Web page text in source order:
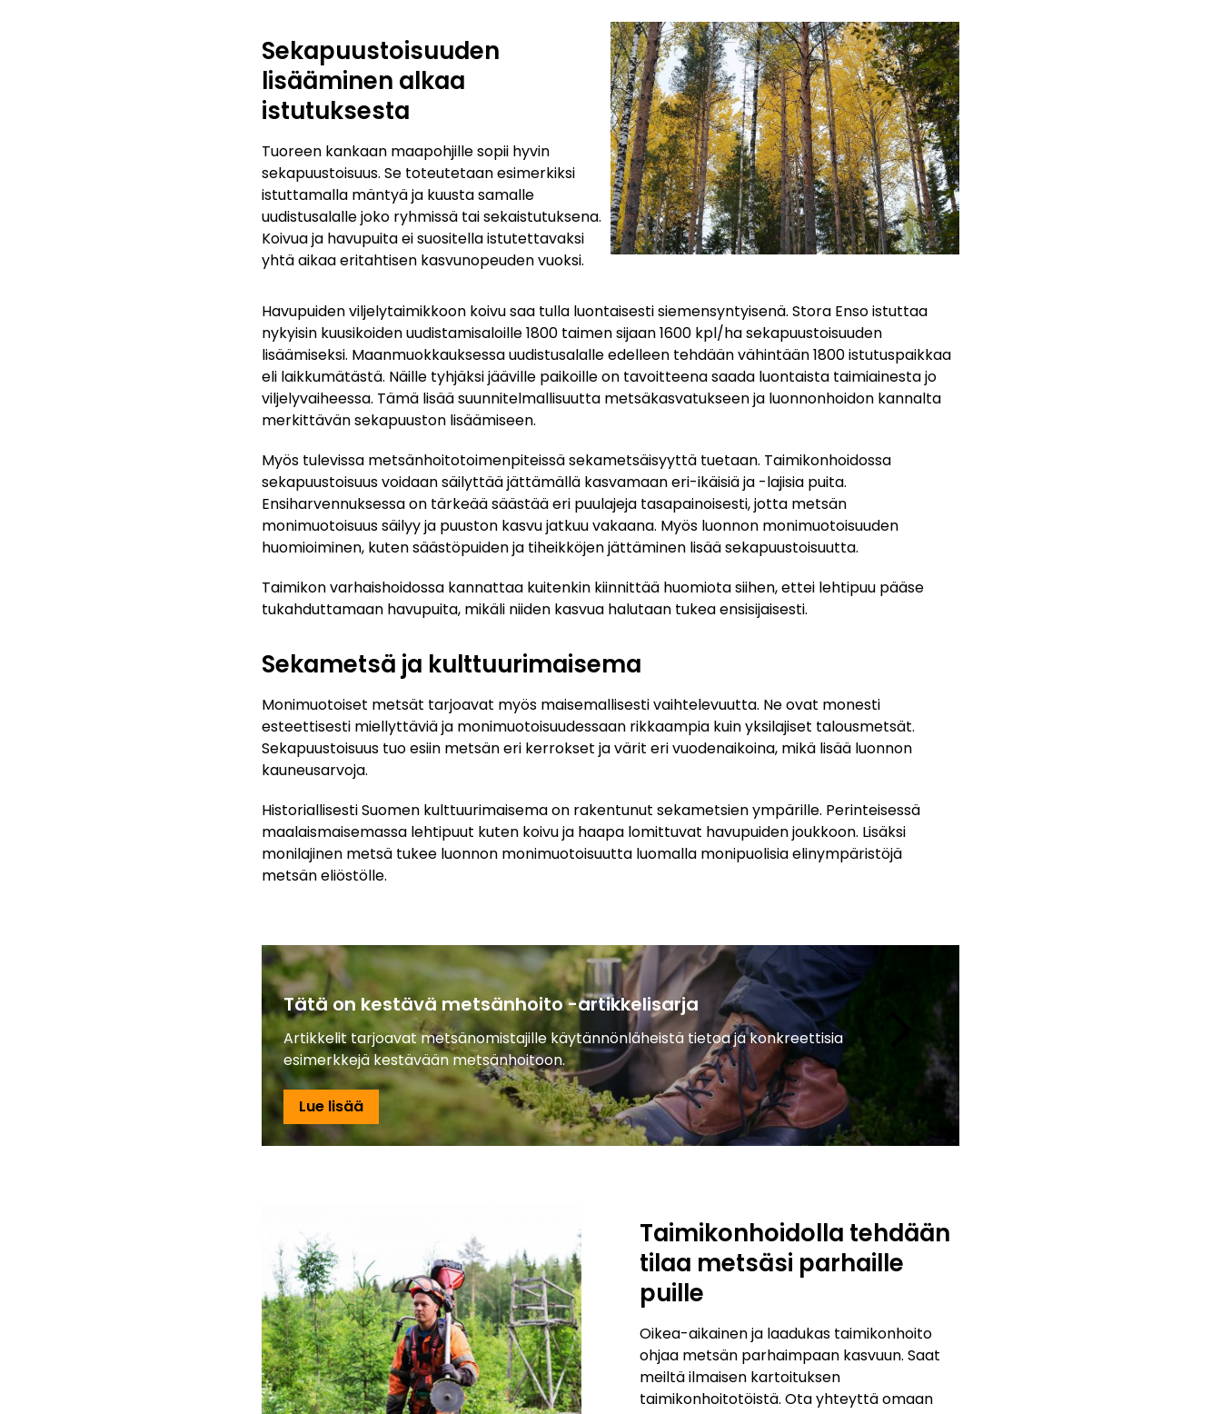
Sekapuustoisuuden
lisääminen alkaa
istutuksesta
Tuoreen kankaan maapohjille sopii hyvin
sekapuustoisuus. Se toteutetaan esimerkiksi
istuttamalla mäntyä ja kuusta samalle
uudistusalalle joko ryhmissä tai sekaistutuksena.
Koivua ja havupuita ei suositella istutettavaksi
yhtä aikaa eritahtisen kasvunopeuden vuoksi.
Havupuiden viljelytaimikkoon koivu saa tulla luontaisesti siemensyntyisenä. Stora Enso istuttaa
nykyisin kuusikoiden uudistamisaloille 1800 taimen sijaan 1600 kpl/ha sekapuustoisuuden
lisäämiseksi. Maanmuokkauksessa uudistusalalle edelleen tehdään vähintään 1800 istutuspaikkaa
eli laikkumätästä. Näille tyhjäksi jääville paikoille on tavoitteena saada luontaista taimiainesta jo
viljelyvaiheessa. Tämä lisää suunnitelmallisuutta metsäkasvatukseen ja luonnonhoidon kannalta
merkittävän sekapuuston lisäämiseen.
Myös tulevissa metsänhoitotoimenpiteissä sekametsäisyyttä tuetaan. Taimikonhoidossa
sekapuustoisuus voidaan säilyttää jättämällä kasvamaan eri-ikäisiä ja -lajisia puita.
Ensiharvennuksessa on tärkeää säästää eri puulajeja tasapainoisesti, jotta metsän
monimuotoisuus säilyy ja puuston kasvu jatkuu vakaana. Myös luonnon monimuotoisuuden
huomioiminen, kuten säästöpuiden ja tiheikköjen jättäminen lisää sekapuustoisuutta.
Taimikon varhaishoidossa kannattaa kuitenkin kiinnittää huomiota siihen, ettei lehtipuu pääse
tukahduttamaan havupuita, mikäli niiden kasvua halutaan tukea ensisijaisesti.
Sekametsä ja kulttuurimaisema
Monimuotoiset metsät tarjoavat myös maisemallisesti vaihtelevuutta. Ne ovat monesti
esteettisesti miellyttäviä ja monimuotoisuudessaan rikkaampia kuin yksilajiset talousmetsät.
Sekapuustoisuus tuo esiin metsän eri kerrokset ja värit eri vuodenaikoina, mikä lisää luonnon
kauneusarvoja.
Historiallisesti Suomen kulttuurimaisema on rakentunut sekametsien ympärille. Perinteisessä
maalaismaisemassa lehtipuut kuten koivu ja haapa lomittuvat havupuiden joukkoon. Lisäksi
monilajinen metsä tukee luonnon monimuotoisuutta luomalla monipuolisia elinympäristöjä
metsän eliöstölle.
Tätä on kestävä metsänhoito -artikkelisarja
Artikkelit tarjoavat metsänomistajille käytännönläheistä tietoa ja konkreettisia
esimerkkejä kestävään metsänhoitoon.
Lue lisää
keyboard_arrow_right
Taimikonhoidolla tehdään
tilaa metsäsi parhaille
puille
Oikea-aikainen ja laadukas taimikonhoito
ohjaa metsän parhaimpaan kasvuun. Saat
meiltä ilmaisen kartoituksen
taimikonhoitotöistä. Ota yhteyttä omaan